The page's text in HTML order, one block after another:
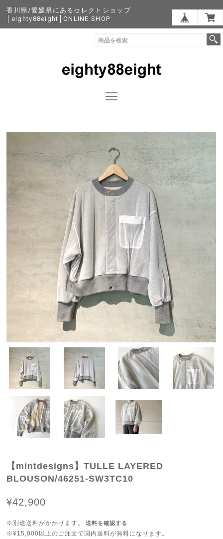
香川県/愛媛県にあるセレクトショップ
│eighty88eight│ONLINE SHOP
【mintdesigns】TULLE LAYERED
BLOUSON/46251-SW3TC10
¥42,900
※別途送料がかかります。 送料を確認する
※¥15,000以上のご注文で国内送料が無料になります。